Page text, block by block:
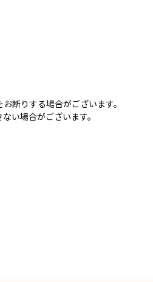
断りする場合がございます。
い場合がございます。